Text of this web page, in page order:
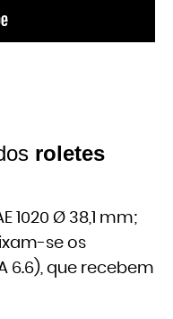
roletes
1020 Ø 38,1 mm;
se os
6.6), que recebem